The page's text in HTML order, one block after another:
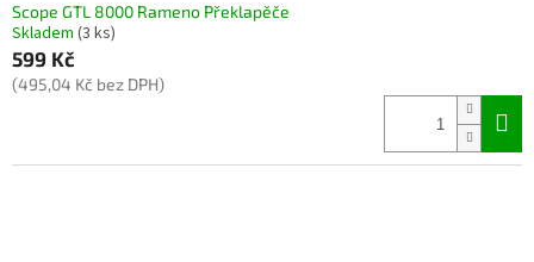
Scope GTL 8000 Rameno Překlapěče
Skladem (3 ks)
599 Kč
(495,04 Kč bez DPH)